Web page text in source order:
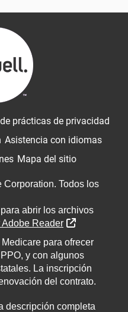
prácticas de privacidad
Asistencia con idiomas
Mapa del sitio
Todos los
abrir los archivos
Adobe Reader
Sitio
para ofrecer
y con algunos
La inscripción
del contrato.
descripción completa